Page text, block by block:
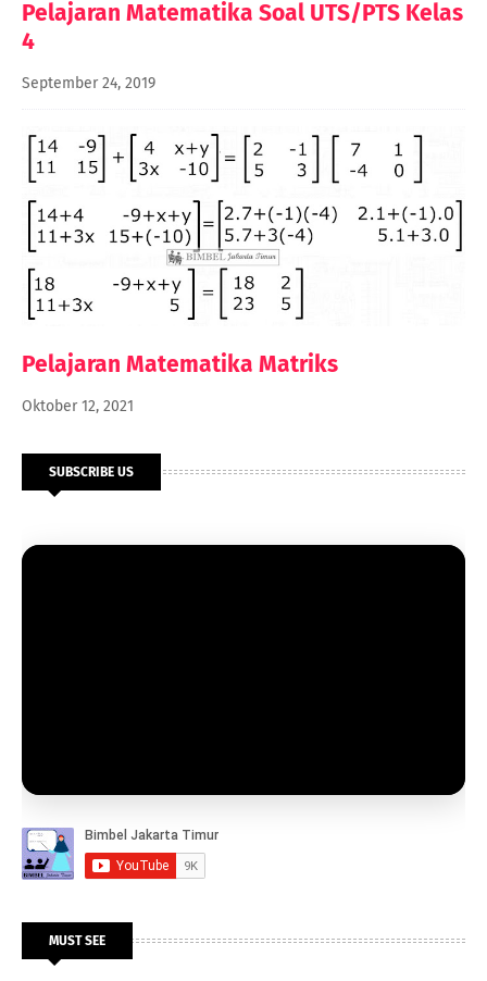
Pelajaran Matematika Soal UTS/PTS Kelas
4
September 24, 2019
Pelajaran Matematika Matriks
Oktober 12, 2021
SUBSCRIBE US
MUST SEE